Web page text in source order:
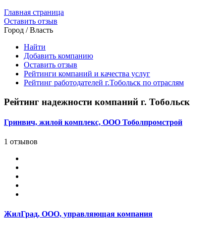
Главная страница
Оставить отзыв
Город / Власть
Найти
Добавить компанию
Оставить отзыв
Рейтинги компаний и качества услуг
Рейтинг работодателей г.Тобольск по отраслям
Рейтинг надежности компаний г. Тобольск
Гринвич, жилой комплекс, ООО Тоболпромстрой
1 отзывов
ЖилГрад, ООО, управляющая компания